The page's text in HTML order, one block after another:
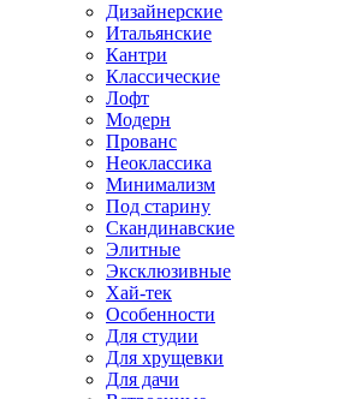
Дизайнерские
Итальянские
Кантри
Классические
Лофт
Модерн
Прованс
Неоклассика
Минимализм
Под старину
Скандинавские
Элитные
Эксклюзивные
Хай-тек
Особенности
Для студии
Для хрущевки
Для дачи